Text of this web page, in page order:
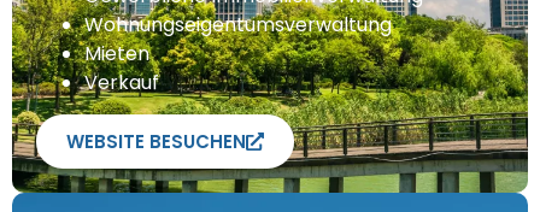
Wohnungseigentumsverwaltung
Mieten
Verkauf
WEBSITE BESUCHEN